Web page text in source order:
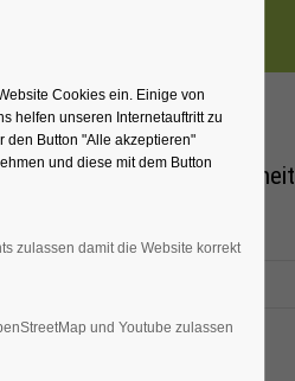
Für Ihre Gesundheit
Cookies ein. Einige von
helfen unseren Internetauftritt zu
den Button "Alle akzeptieren"
und diese mit dem Button
zulassen damit die Website korrekt
und Youtube zulassen